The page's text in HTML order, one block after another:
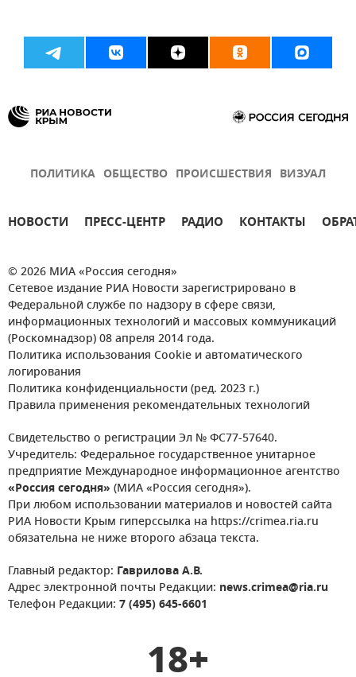
ПОЛИТИКА ОБЩЕСТВО ПРОИСШЕСТВИЯ ВИЗУАЛ
НОВОСТИ ПРЕСС-ЦЕНТР РАДИО КОНТАКТЫ
© 2026 МИА «Россия сегодня»
Сетевое издание РИА Новости зарегистрировано в
Федеральной службе по надзору в сфере связи,
информационных технологий и массовых коммуникаций
(Роскомнадзор) 08 апреля 2014 года.
Политика использования Cookie и автоматического
логирования
Политика конфиденциальности (ред. 2023 г.)
Правила применения рекомендательных технологий
Свидетельство о регистрации Эл № ФС77-57640.
Учредитель: Федеральное государственное унитарное
предприятие Международное информационное агентство
«Россия сегодня» (МИА «Россия сегодня»).
При любом использовании материалов и новостей сайта
РИА Новости Крым гиперссылка на https://crimea.ria.ru
обязательна не ниже второго абзаца текста.
Главный редактор: Гаврилова А.В.
Адрес электронной почты Редакции: news.crimea@ria.ru
Телефон Редакции: 7 (495) 645-6601
18+